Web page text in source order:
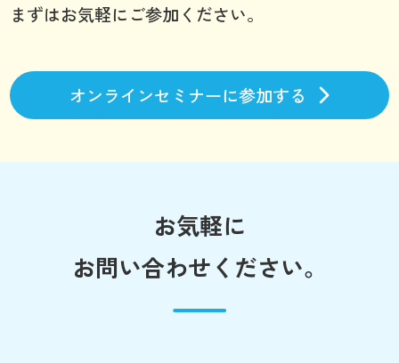
まずはお気軽にご参加ください。
オンラインセミナーに参加する
お気軽に
お問い合わせください。